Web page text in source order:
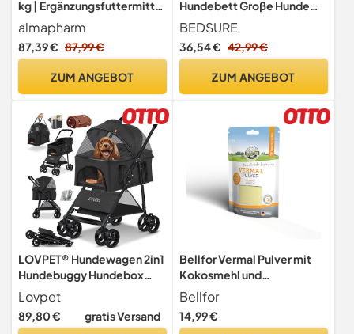
kg | Ergänzungsfuttermittel
für Hunde |
Bedarfsgerechte
hypoallergene Mischung
Spurenelementen und
almapharm
87,39 € 87,99 €
ZUM ANGEBOT
Hundebett Große Hunde
waschbar, 112x81cm
Navyblau
BEDSURE
36,54 € 42,99 €
ZUM ANGEBOT
LOVPET® Hundewagen 2in1
Hundebuggy Hundebox
Tragetasche Faltbar
klappbar bis 20kg, mit
360°Drehrädern Inkl.
Lovpet
89,80 € gratis Versand
Bellfor Vermal Pulver mit
Kokosmehl und
Kürbiskernen -
Ergänzungsfuttermittel für
Hunde - 80 g
Bellfor
14,99 €